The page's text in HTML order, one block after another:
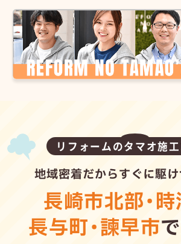
リフォームのタマオ施
地域密着だからすぐに駆
長崎市北部・
長与町・諫早市